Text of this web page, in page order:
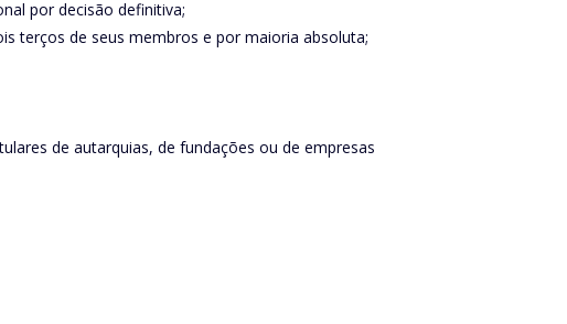
por decisão definitiva;
terços de seus membros e por maioria absoluta;
de autarquias, de fundações ou de empresas